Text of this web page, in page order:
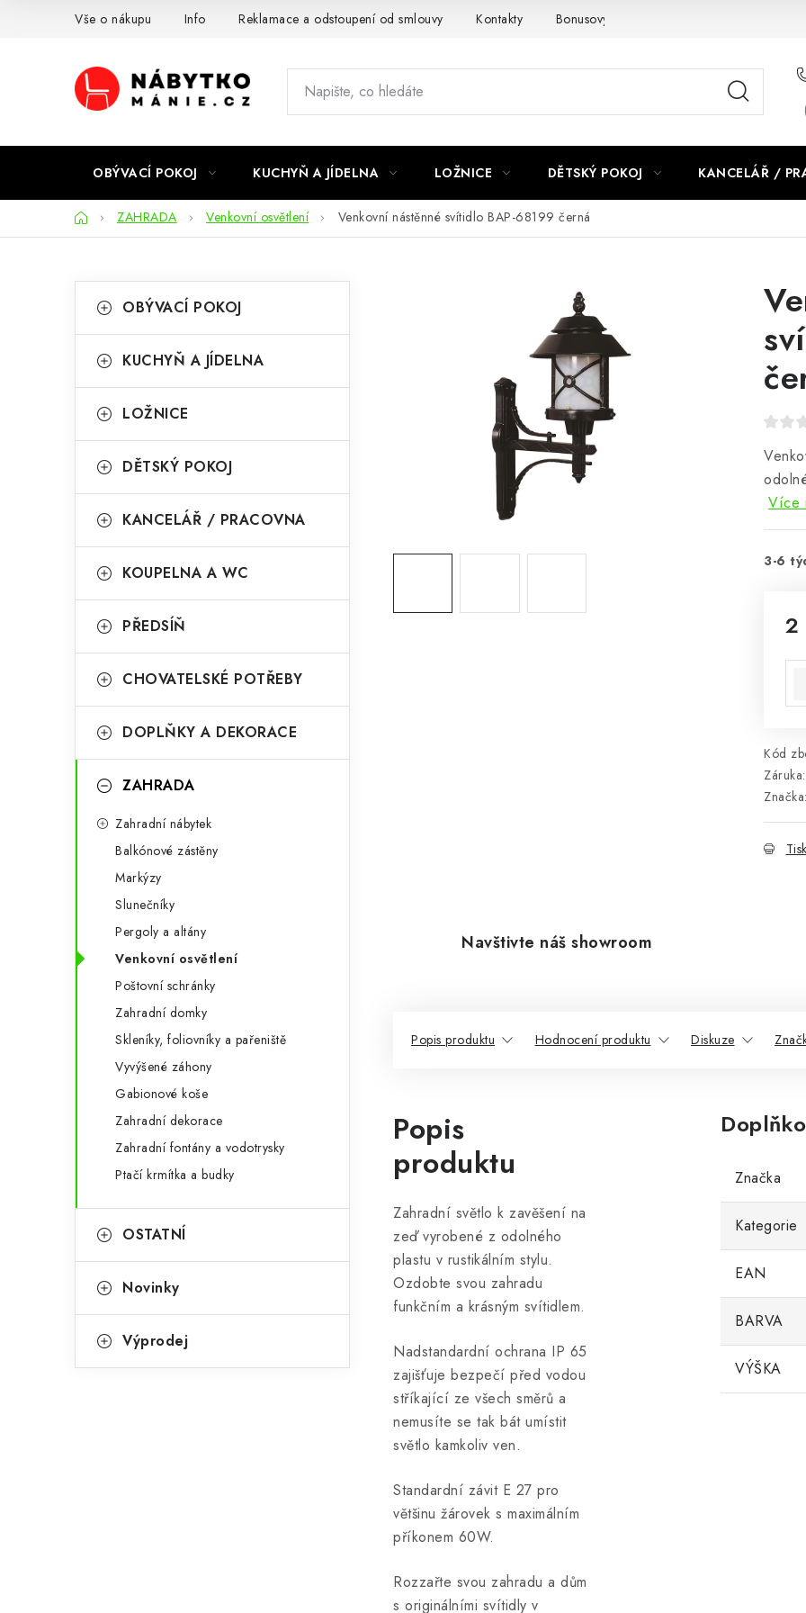
Vše o nákupu Info Reklamace a odstoupení od smlouvy Kontakty Bonusový program NBM+
OBÝVACÍ POKOJ KUCHYŇ A JÍDELNA LOŽNICE DĚTSKÝ POKOJ KANCELÁŘ /
DomůZAHRADA Venkovní osvětlení Venkovní nástěnné svítidlo BAP-68199 černá
o
t
r
n
n
p
e
kategorie
a
e
o
i
OBÝVACÍ POKOJ
KUCHYŇ A JÍDELNA
LOŽNICE
DĚTSKÝ POKOJ
KANCELÁŘ / PRACOVNA
KOUPELNA A WC
PŘEDSÍŇ
CHOVATELSKÉ POTŘEBY
DOPLŇKY A DEKORACE
ZAHRADA
Zahradní nábytek
Balkónové zástěny
Markýzy
Slunečníky
Pergoly a altány
Venkovní osvětlení
Poštovní schránky
Zahradní domky
Skleníky, foliovníky a pařeniště
Vyvýšené záhony
Gabionové koše
Zahradní dekorace
Zahradní fontány a vodotrysky
Ptačí krmítka a budky
OSTATNÍ
Novinky
Výprodej
Více
3-6
2
Kód
Záruka:
Navštivte náš showroom
Popis produktu Hodnocení produktu Diskuze
Popis
produktu
Zahradní světlo k zavěšení na
zeď vyrobené z odolného
plastu v rustikálním stylu.
Ozdobte svou zahradu
funkčním a krásným svítidlem.
Nadstandardní ochrana IP 65
zajišťuje bezpečí před vodou
stříkající ze všech směrů a
nemusíte se tak bát umístit
světlo kamkoliv ven.
Standardní závit E 27 pro
většinu žárovek s maximálním
příkonem 60W.
Rozzařte svou zahradu a dům
s originálními svítidly v
Značka
Kategorie
EAN
BARVA
VÝŠKA